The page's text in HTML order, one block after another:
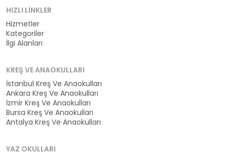
HIZLI LINKLER
Hizmetler
Kategoriler
İlgi Alanları
KREŞ VE ANAOKULLARI
İstanbul Kreş Ve Anaokulları
Ankara Kreş Ve Anaokulları
İzmir Kreş Ve Anaokulları
Bursa Kreş Ve Anaokulları
Antalya Kreş Ve Anaokulları
YAZ OKULLARI